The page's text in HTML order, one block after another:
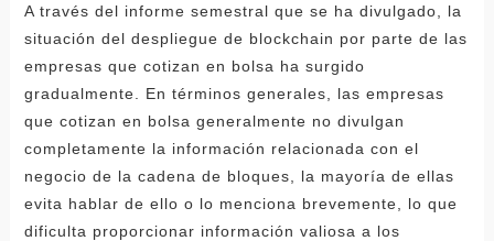
A través del informe semestral que se ha divulgado, la
situación del despliegue de blockchain por parte de las
empresas que cotizan en bolsa ha surgido
gradualmente. En términos generales, las empresas
que cotizan en bolsa generalmente no divulgan
completamente la información relacionada con el
negocio de la cadena de bloques, la mayoría de ellas
evita hablar de ello o lo menciona brevemente, lo que
dificulta proporcionar información valiosa a los